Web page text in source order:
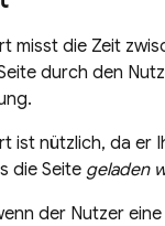
misst die Zeit
durch den
ist nützlich, da er
die Seite geladen
der Nutzer